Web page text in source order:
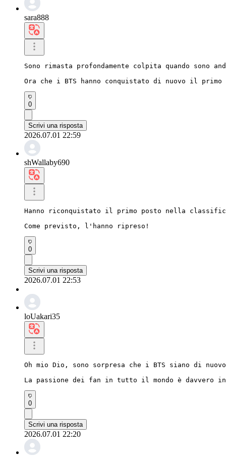
sara888
Sono rimasta profondamente colpita quando sono
Ora che i BTS hanno conquistato di nuovo il
0
Scrivi una risposta
2026.07.01 22:59
shWallaby690
Hanno riconquistato il primo posto nella
Come previsto, l'hanno ripreso!
0
Scrivi una risposta
2026.07.01 22:53
loUakari35
Oh mio Dio, sono sorpresa che i BTS siano di
La passione dei fan in tutto il mondo è davvero
0
Scrivi una risposta
2026.07.01 22:20